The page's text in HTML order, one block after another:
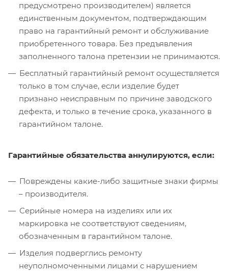
предусмотрено производителем) является
единственным документом, подтверждающим
право на гарантийный ремонт и обслуживание
приобретенного товара. Без предъявления
заполненного талона претензии не принимаются.
Бесплатный гарантийный ремонт осуществляется
только в том случае, если изделие будет
признано неисправным по причине заводского
дефекта, и только в течение срока, указанного в
гарантийном талоне.
Гарантийные обязательства аннулируются, если:
Повреждены какие-либо защитные знаки фирмы
– производителя.
Серийные номера на изделиях или их
маркировка не соответствуют сведениям,
обозначенным в гарантийном талоне.
Изделия подверглись ремонту
неуполномоченными лицами с нарушением